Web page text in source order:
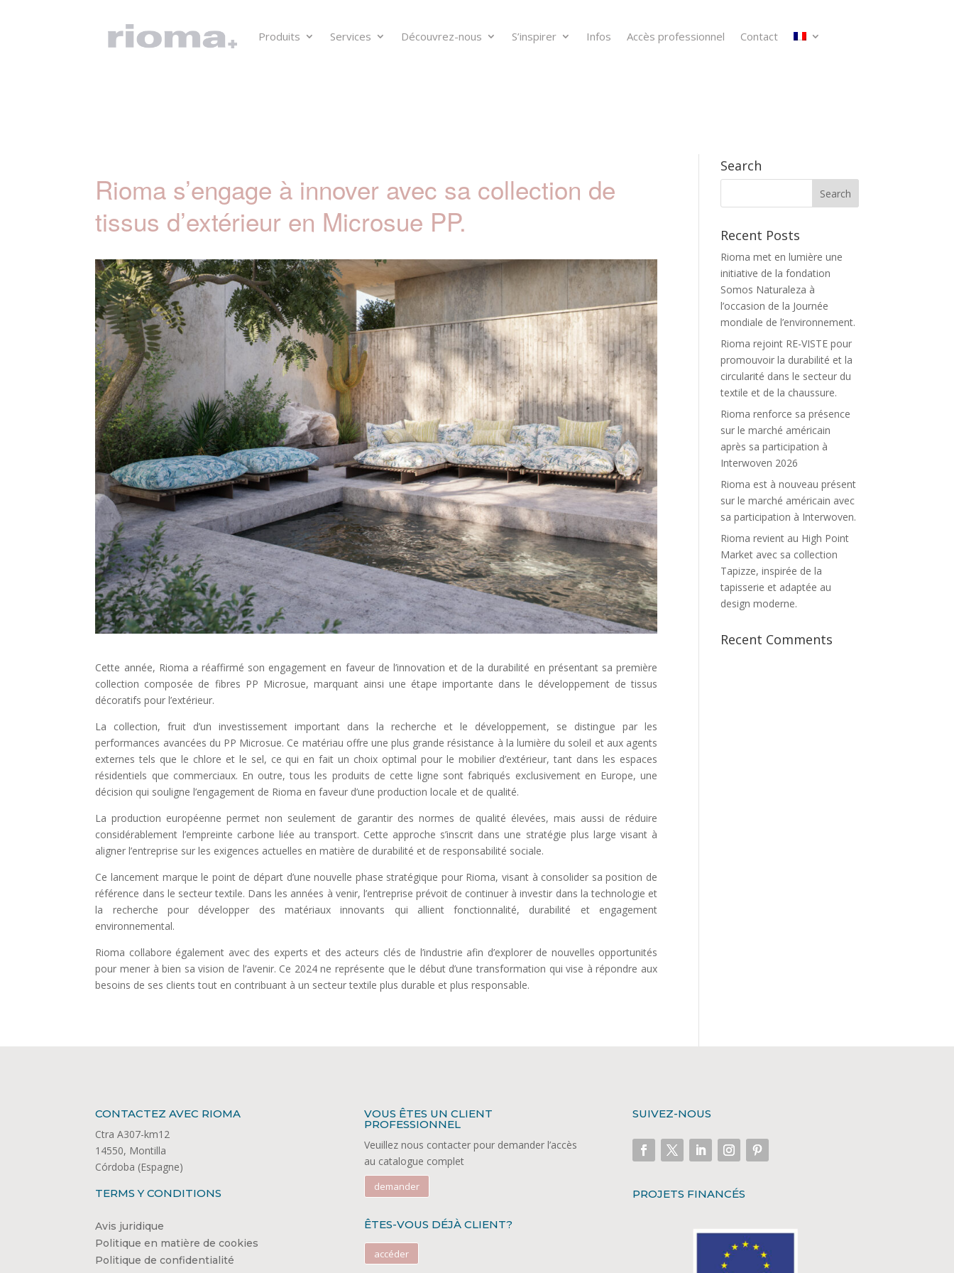
Produits Services Découvrez-nous S’inspirer Infos Accès professionnel Contact
Rioma s’engage à innover avec sa collection de
tissus d’extérieur en Microsue PP.
Cette année, Rioma a réaffirmé son engagement en faveur de l’innovation et de la durabilité en présentant sa première
collection composée de fibres PP Microsue, marquant ainsi une étape importante dans le développement de tissus
décoratifs pour l’extérieur.
La collection, fruit d’un investissement important dans la recherche et le développement, se distingue par les
performances avancées du PP Microsue. Ce matériau offre une plus grande résistance à la lumière du soleil et aux agents
externes tels que le chlore et le sel, ce qui en fait un choix optimal pour le mobilier d’extérieur, tant dans les espaces
résidentiels que commerciaux. En outre, tous les produits de cette ligne sont fabriqués exclusivement en Europe, une
décision qui souligne l’engagement de Rioma en faveur d’une production locale et de qualité.
La production européenne permet non seulement de garantir des normes de qualité élevées, mais aussi de réduire
considérablement l’empreinte carbone liée au transport. Cette approche s’inscrit dans une stratégie plus large visant à
aligner l’entreprise sur les exigences actuelles en matière de durabilité et de responsabilité sociale.
Ce lancement marque le point de départ d’une nouvelle phase stratégique pour Rioma, visant à consolider sa position de
référence dans le secteur textile. Dans les années à venir, l’entreprise prévoit de continuer à investir dans la technologie et
la recherche pour développer des matériaux innovants qui allient fonctionnalité, durabilité et engagement
environnemental.
Rioma collabore également avec des experts et des acteurs clés de l’industrie afin d’explorer de nouvelles opportunités
pour mener à bien sa vision de l’avenir. Ce 2024 ne représente que le début d’une transformation qui vise à répondre aux
besoins de ses clients tout en contribuant à un secteur textile plus durable et plus responsable.
Search
Recent Posts
Rioma met en lumière une
initiative de la fondation
Somos Naturaleza à
l’occasion de la Journée
mondiale de l’environnement.
Rioma rejoint RE-VISTE pour
promouvoir la durabilité et la
circularité dans le secteur du
textile et de la chaussure.
Rioma renforce sa présence
sur le marché américain
après sa participation à
Interwoven 2026
Rioma est à nouveau présent
sur le marché américain avec
sa participation à Interwoven.
Rioma revient au High Point
Market avec sa collection
Tapizze, inspirée de la
tapisserie et adaptée au
design moderne.
Recent Comments
CONTACTEZ AVEC RIOMA
Ctra A307-km12
14550, Montilla
Córdoba (Espagne)
TERMS Y CONDITIONS
Avis juridique
Politique en matière de cookies
Politique de confidentialité
VOUS ÊTES UN CLIENT
PROFESSIONNEL
Veuillez nous contacter pour demander l’accès
au catalogue complet
demander
ÊTES-VOUS DÉJÀ CLIENT?
accéder
SUIVEZ-NOUS
PROJETS FINANCÉS